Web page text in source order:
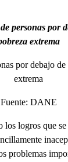
personas por
extrema
Fuente: DANE
los logros que
problemas